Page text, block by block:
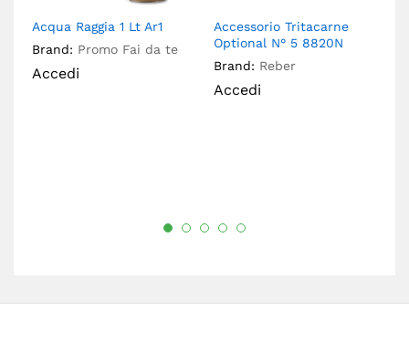
Acqua Raggia 1 Lt Ar1
Brand: Promo Fai da te
Accedi
Accessorio Tritacarne
Optional N° 5 8820N
Brand: Reber
Accedi